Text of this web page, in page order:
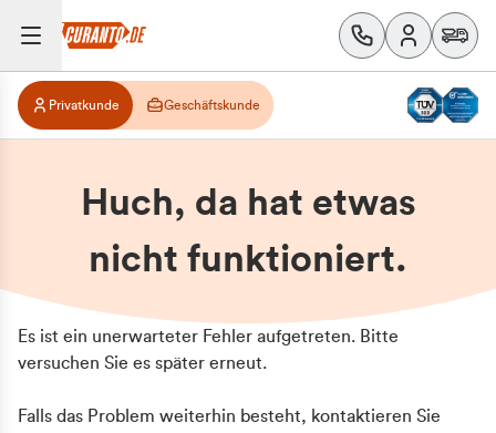
Privatkunde Geschäftskunde
Huch, da hat etwas
nicht funktioniert.
Es ist ein unerwarteter Fehler aufgetreten. Bitte
versuchen Sie es später erneut.
Falls das Problem weiterhin besteht, kontaktieren Sie